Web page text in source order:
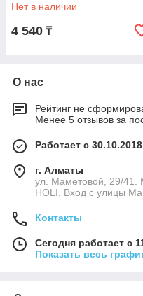
Нет в наличии
4 540 ₸
О нас
Рейтинг не
Менее 5 отзывов за
Работает с 30.10.2018
г. Алматы
ул. Маметовой, 29/41.
HOLI. Вход с улицы
Контакты
Сегодня работает с
Показать весь